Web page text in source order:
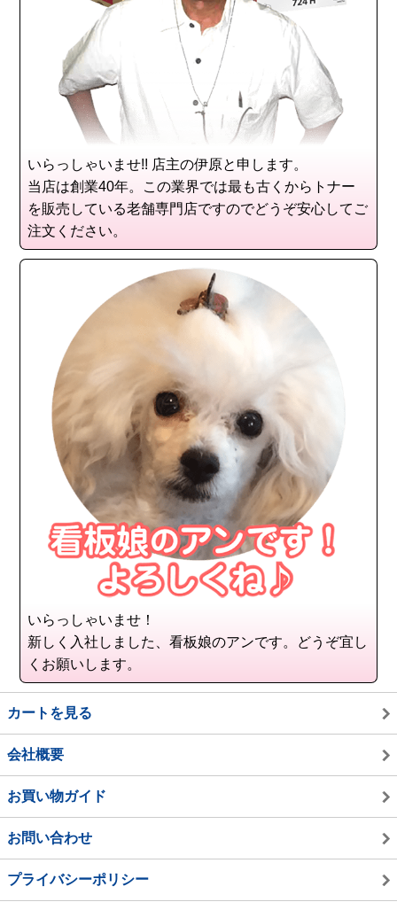
いらっしゃいませ!! 店主の伊原と申します。
当店は創業40年。この業界では最も古くからトナー
を販売している老舗専門店ですのでどうぞ安心してご
注文ください。
いらっしゃいませ！
新しく入社しました、看板娘のアンです。どうぞ宜し
くお願いします。
カートを見る
会社概要
お買い物ガイド
お問い合わせ
プライバシーポリシー